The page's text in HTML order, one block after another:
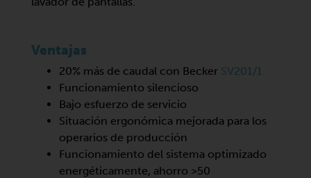
Ventajas
20% más de caudal con Becker SV201/1
Funcionamiento silencioso
Bajo esfuerzo de servicio
Situación ergonómica mejorada para los
operarios de producción
Funcionamiento del sistema optimizado
energéticamente, ahorro >50